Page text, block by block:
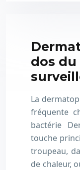
dos du
La
fréquente
bactérie
touche
troupeau,
de chaleur,